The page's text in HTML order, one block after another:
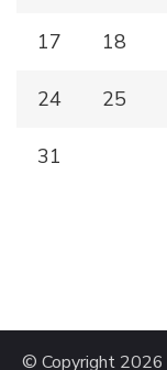
17 18
24 25
31
© Copyright 2026